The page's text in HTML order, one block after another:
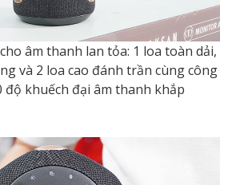
âm thanh lan tỏa: 1 loa toàn dải,
và 2 loa cao đánh trần cùng công
độ khuếch đại âm thanh khắp